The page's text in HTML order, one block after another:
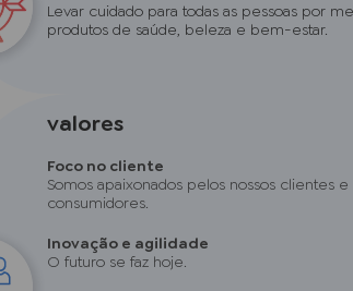
Levar cuidado para todas as pessoas por
produtos de saúde, beleza e bem-estar.
valores
Foco no cliente
Somos apaixonados pelos nossos clientes e
consumidores.
Inovação e agilidade
O futuro se faz hoje.